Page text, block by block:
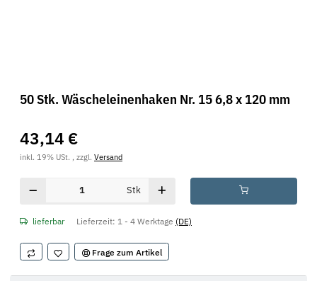
50 Stk. Wäscheleinenhaken Nr. 15 6,8 x 120 mm
43,14 €
inkl. 19% USt. , zzgl. Versand
Stk
lieferbar Lieferzeit: 1 - 4 Werktage (DE)
Frage zum Artikel